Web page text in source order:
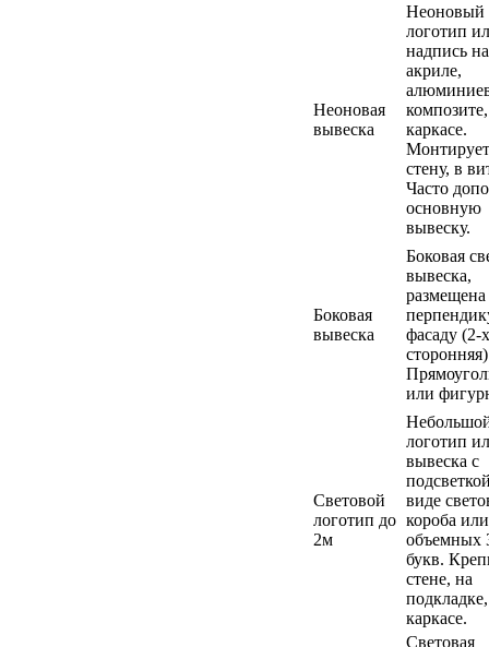
Неоновая
вывеска
Неоновый
логотип
надпись на
акриле,
каркасе.
стену, в
Часто
основную
вывеску.
Боковая
вывеска
Боковая
вывеска,
размещена
фасаду (2-х
или
Световой
логотип до
2м
логотип
вывеска с
виде
короба или
объемных
букв.
стене, на
каркасе.
Световая